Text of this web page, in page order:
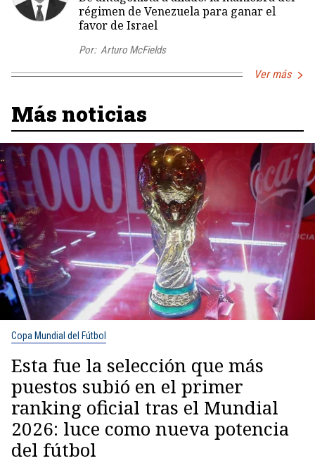
régimen de Venezuela para ganar el
favor de Israel
Por: Arturo McFields
Ver más
Más noticias
Copa Mundial del Fútbol
Esta fue la selección que más
puestos subió en el primer
ranking oficial tras el Mundial
2026: luce como nueva potencia
del fútbol